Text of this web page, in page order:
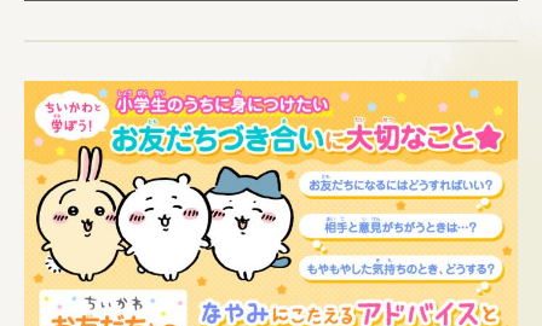
第2章 お友だちの間のルール
・約束が守れないときはどうする？ ・うわさ
話はやめよう ・こんなとき、上手にあやまれ
る？ など
第3章 自分のことをもっと知ろう
・マイナスな気持と向き合おう ・みんなとち
がってもだいじょうぶ ・自分が好きな「自